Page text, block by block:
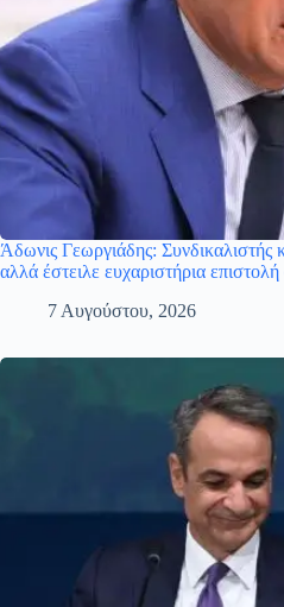
Άδωνις Γεωργιάδης:
αλλά έστειλε ευχαριστήρια
7 Αυγούστου, 2026